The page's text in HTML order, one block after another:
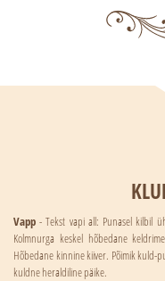
Vapp - Tekst vapi all: Punasel kilbil
Kolmnurga keskel hõbedane
Hõbedane kinnine kiiver. Põimik kuld-
kuldne heraldiline päike.